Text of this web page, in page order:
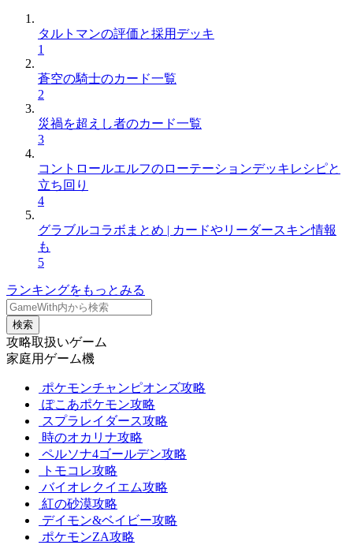
タルトマンの評価と採用デッキ
1
蒼空の騎士のカード一覧
2
災禍を超えし者のカード一覧
3
コントロールエルフのローテーションデッキレシピと
立ち回り
4
グラブルコラボまとめ | カードやリーダースキン情報
も
5
ランキングをもっとみる
検索
攻略取扱いゲーム
家庭用ゲーム機
ポケモンチャンピオンズ攻略
ぽこあポケモン攻略
スプラレイダース攻略
時のオカリナ攻略
ペルソナ4ゴールデン攻略
トモコレ攻略
バイオレクイエム攻略
紅の砂漠攻略
デイモン&ベイビー攻略
ポケモンZA攻略